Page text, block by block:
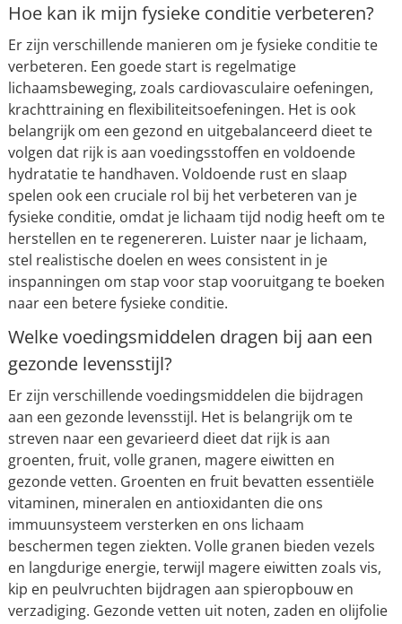
Hoe kan ik mijn fysieke conditie verbeteren?
Er zijn verschillende manieren om je fysieke conditie te
verbeteren. Een goede start is regelmatige
lichaamsbeweging, zoals cardiovasculaire oefeningen,
krachttraining en flexibiliteitsoefeningen. Het is ook
belangrijk om een gezond en uitgebalanceerd dieet te
volgen dat rijk is aan voedingsstoffen en voldoende
hydratatie te handhaven. Voldoende rust en slaap
spelen ook een cruciale rol bij het verbeteren van je
fysieke conditie, omdat je lichaam tijd nodig heeft om te
herstellen en te regenereren. Luister naar je lichaam,
stel realistische doelen en wees consistent in je
inspanningen om stap voor stap vooruitgang te boeken
naar een betere fysieke conditie.
Welke voedingsmiddelen dragen bij aan een
gezonde levensstijl?
Er zijn verschillende voedingsmiddelen die bijdragen
aan een gezonde levensstijl. Het is belangrijk om te
streven naar een gevarieerd dieet dat rijk is aan
groenten, fruit, volle granen, magere eiwitten en
gezonde vetten. Groenten en fruit bevatten essentiële
vitaminen, mineralen en antioxidanten die ons
immuunsysteem versterken en ons lichaam
beschermen tegen ziekten. Volle granen bieden vezels
en langdurige energie, terwijl magere eiwitten zoals vis,
kip en peulvruchten bijdragen aan spieropbouw en
verzadiging. Gezonde vetten uit noten, zaden en olijfolie